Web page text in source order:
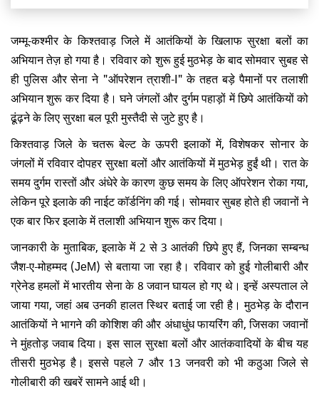
जम्मू-कश्मीर के किश्तवाड़ जिले में आतंकियों के खिलाफ सुरक्षा बलों का
अभियान तेज़ हो गया है। रविवार को शुरू हुई मुठभेड़ के बाद सोमवार सुबह से
ही पुलिस और सेना ने "ऑपरेशन त्राशी-I" के तहत बड़े पैमानों पर तलाशी
अभियान शुरू कर दिया है। घने जंगलों और दुर्गम पहाड़ों में छिपे आतंकियों को
ढूंढ़ने के लिए सुरक्षा बल पूरी मुस्तैदी से जुटे हुए है।
किश्तवाड़ जिले के चतरू बेल्ट के ऊपरी इलाकों में, विशेषकर सोनार के
जंगलों में रविवार दोपहर सुरक्षा बलों और आतंकियों में मुठभेड़ हुईं थी। रात के
समय दुर्गम रास्तों और अंधेरे के कारण कुछ समय के लिए ऑपरेशन रोका गया,
लेकिन पूरे इलाके की नाईट कॉर्डनिंग की गई। सोमवार सुबह होते ही जवानों ने
एक बार फिर इलाके में तलाशी अभियान शुरू कर दिया।
जानकारी के मुताबिक, इलाके में 2 से 3 आतंकी छिपे हुए हैं, जिनका सम्बन्ध
जैश-ए-मोहम्मद (JeM) से बताया जा रहा है। रविवार को हुई गोलीबारी और
ग्रेनेड हमलों में भारतीय सेना के 8 जवान घायल हो गए थे। इन्हें अस्पताल ले
जाया गया, जहां अब उनकी हालत स्थिर बताई जा रही है। मुठभेड़ के दौरान
आतंकियों ने भागने की कोशिश की और अंधाधुंध फायरिंग की, जिसका जवानों
ने मुंहतोड़ जवाब दिया ।इस साल सुरक्षा बलों और आतंकवादियों के बीच यह
तीसरी मुठभेड़ है। इससे पहले 7 और 13 जनवरी को भी कठुआ जिले से
गोलीबारी की खबरें सामने आई थी ।